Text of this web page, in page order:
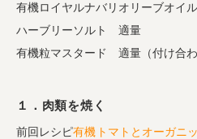
有機ロイヤルナバリオリーブオイ
ハーブリーソルト 適量
有機粒マスタード 適量（付け合わ
１．肉類を焼く
前回レシピ有機トマトとオーガニ